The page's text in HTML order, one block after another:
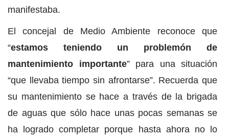
manifestaba.
El concejal de Medio Ambiente reconoce que
“estamos teniendo un problemón de
mantenimiento importante” para una situación
“que llevaba tiempo sin afrontarse”. Recuerda que
su mantenimiento se hace a través de la brigada
de aguas que sólo hace unas pocas semanas se
ha logrado completar porque hasta ahora no lo